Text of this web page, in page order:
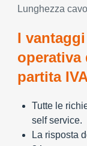
Lunghezza
I
partita
Tutte le
self service.
La risposta